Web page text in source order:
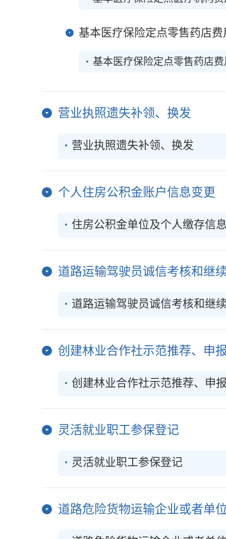
基本医疗保险定点零售药店费
基本医疗保险定点零售药店
营业执照遗失补领、换发
营业执照遗失补领、换发
个人住房公积金账户信息变更
住房公积金单位及个人缴存信
道路运输驾驶员诚信考核和继
道路运输驾驶员诚信考核和继
创建林业合作社示范推荐、申
创建林业合作社示范推荐、申
灵活就业职工参保登记
灵活就业职工参保登记
道路危险货物运输企业或者单